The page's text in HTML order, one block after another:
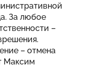
За любое
–
– отмена
Максим